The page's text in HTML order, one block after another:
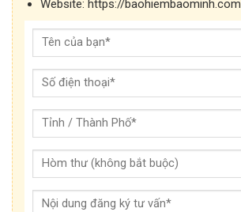
Website: https://baohiembaominh.com